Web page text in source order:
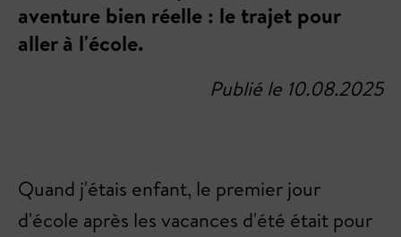
aventure bien réelle : le trajet pour
aller à l'école.
Publié le 10.08.2025
Quand j'étais enfant, le premier jour
d'école après les vacances d'été était pour